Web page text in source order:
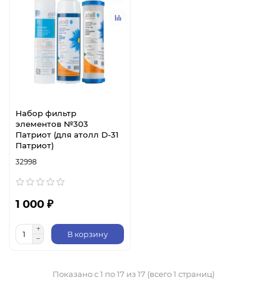
Набор фильтр
элементов №303
Патриот (для атолл D-31
Патриот)
32998
1 000 ₽
В корзину
Показано с 1 по 17 из 17 (всего 1 страниц)